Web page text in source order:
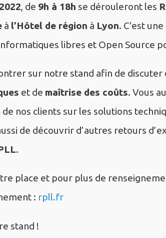
, de 9h à 18h se dérouleront les
à l’Hôtel de région à Lyon. C'est
libres et Open Source
sur notre stand afin de discuter
et de maîtrise des coûts. Vous
de nos clients sur les solutions
de découvrir d’autres retours
.
place et pour plus de
: rpll.fr
stand !